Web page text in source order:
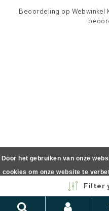
Filter
Beoordeling op Webwinkel
Door het gebruiken van onze
cookies om onze website te
Meer